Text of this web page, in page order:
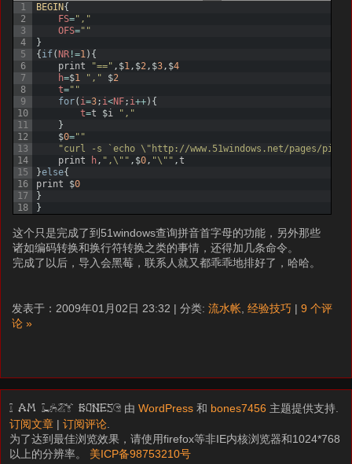
1
2
3
4
5
6
7
8
9
10
11
12
13
14
15
16
17
18
BEGIN{
FS=","
OFS=""
}
{if(NR !=1 ) {
print
"==" , $1 , $2 , $3 , $4
h=$1 "," $2
t=""
for( i=3; i<NF; i++) {
t=t $i
","
}
$0=""
"curl -s `echo \"http://www.51windows.net/pages/
print
h , ",\"" , $0 , "\"" ,t
}else{
print
$0
}
}
这个只是完成了到51windows查询拼音首字母的功能，另外那些
诸如编码转换和换行符转换之类的事情，还得加几条命令。
完成了以后，导入会黑莓，联系人就又都乖乖地排好了，哈哈。
发表于：2009年01月02日 23:32 | 分类: 流水帐 经验技巧 | 9 个评
论 »
I am LAZY bones? 由WordPress 和 bones7456 主题提供支持.
订阅文章 |订阅评论
为了达到最佳浏览效果，请使用firefox等非IE内核浏览器和1024*768
以上的分辨率。 美ICP备98753210号